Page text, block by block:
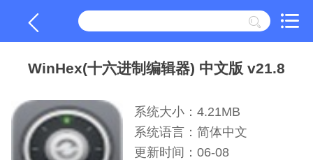
WinHex(十六进制编辑器) 中文版 v21.8
系统大小：4.21MB
系统语言：简体中文
更新时间：06-08